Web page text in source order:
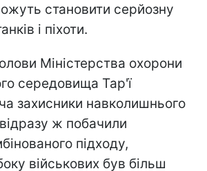
становити серйозну
і піхоти.
Міністерства охорони
середовища Тар'ї
захисники навколишнього
ж побачили
підходу,
військових був більш